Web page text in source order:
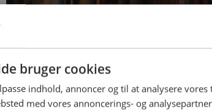
bruger cookies
indhold, annoncer og til at analysere
med vores annoncerings- og